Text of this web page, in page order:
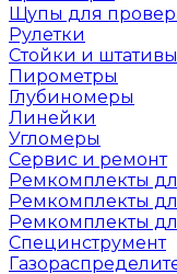
Щупы для
Рулетки
Стойки и штативы
Пирометры
Глубиномеры
Линейки
Угломеры
Сервис и ремонт
Ремкомплекты
Ремкомплекты
Ремкомплекты
Специнструмент